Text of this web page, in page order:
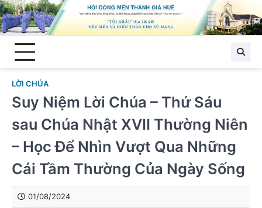
Skip
to
content
LỜI CHÚA
Suy Niệm Lời Chúa – Thứ Sáu
sau Chúa Nhật XVII Thường Niên
– Học Để Nhìn Vượt Qua Những
Cái Tầm Thường Của Ngày Sống
01/08/2024